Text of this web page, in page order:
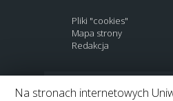
Pliki "cookies"
Mapa strony
Redakcja
Na stronach internetowych